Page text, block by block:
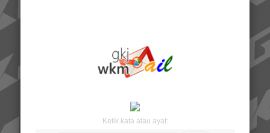
Ketik kata atau ayat: